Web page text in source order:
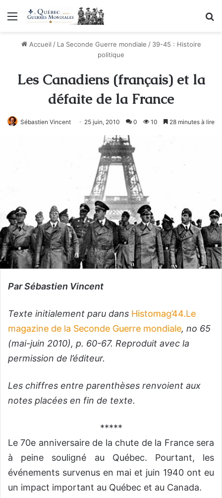
Menu
Accueil / La Seconde Guerre mondiale / 39-45 : Histoire
politique
Les Canadiens (français) et la
défaite de la France
Sébastien Vincent 25 juin, 2010 0 10 28 minutes à lire
Par Sébastien Vincent
Texte initialement paru dans Histomag’44.Le
magazine de la Seconde Guerre mondiale, no 65
(mai-juin 2010), p. 60-67. Reproduit avec la
permission de l’éditeur.
Les chiffres entre parenthèses renvoient aux
notes placées en fin de texte.
*****
Le 70e anniversaire de la chute de la France sera
à peine souligné au Québec. Pourtant, les
événements survenus en mai et juin 1940 ont eu
un impact important au Québec et au Canada.